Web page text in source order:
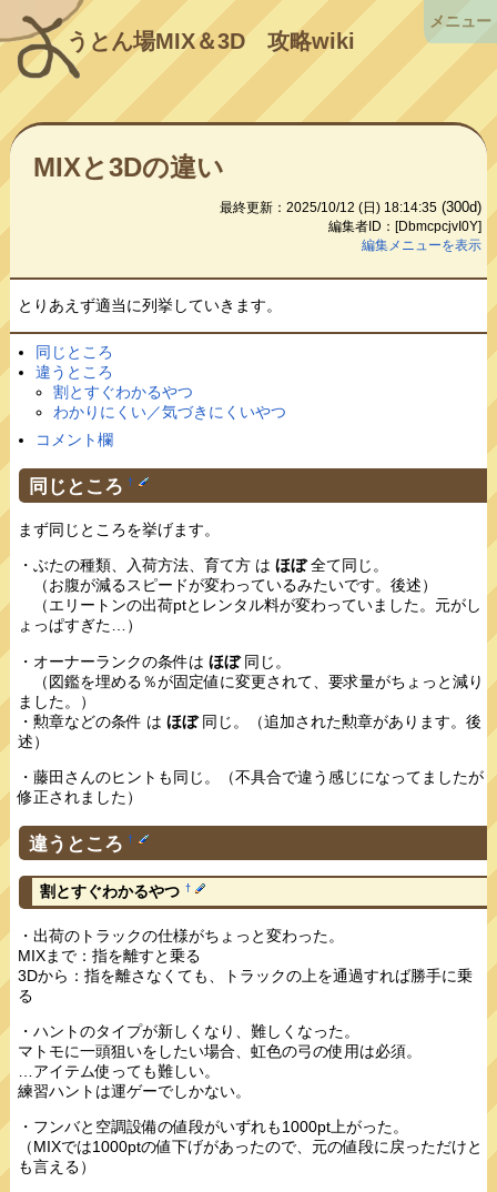
うとん場MIX＆3D攻略wiki
MIXと3Dの違い
最終更新：2025/10/12 (日) 18:14:35 (300d)
編集者ID：[DbmcpcjvI0Y]
編集メニューを表示
とりあえず適当に列挙していきます。
同じところ
違うところ
割とすぐわかるやつ
わかりにくい／気づきにくいやつ
コメント欄
同じところ †
まず同じところを挙げます。
・ぶたの種類、入荷方法、育て方 はほぼ全て同じ。
（お腹が減るスピードが変わっているみたいです。後述）
（エリートンの出荷ptとレンタル料が変わっていました。元がし
ょっぱすぎた…）
・オーナーランクの条件はほぼ同じ。
（図鑑を埋める％が固定値に変更されて、要求量がちょっと減り
ました。）
・勲章などの条件 はほぼ同じ。（追加された勲章があります。後
述）
・藤田さんのヒントも同じ。（不具合で違う感じになってましたが
修正されました）
違うところ †
割とすぐわかるやつ †
・出荷のトラックの仕様がちょっと変わった。
MIXまで：指を離すと乗る
3Dから：指を離さなくても、トラックの上を通過すれば勝手に乗
る
・ハントのタイプが新しくなり、難しくなった。
マトモに一頭狙いをしたい場合、虹色の弓の使用は必須。
…アイテム使っても難しい。
練習ハントは運ゲーでしかない。
・フンバと空調設備の値段がいずれも1000pt上がった。
（MIXでは1000ptの値下げがあったので、元の値段に戻っただけと
も言える）
メニュー